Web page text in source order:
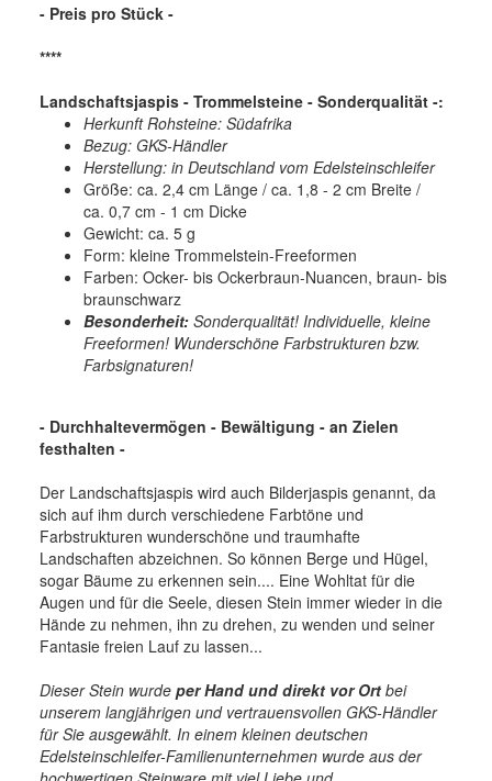
- Preis pro Stück -
****
Landschaftsjaspis - Trommelsteine - Sonderqualität -:
Herkunft Rohsteine: Südafrika
Bezug: GKS-Händler
Herstellung: in Deutschland vom Edelsteinschleifer
Größe: ca. 2,4 cm Länge / ca. 1,8 - 2 cm Breite /
ca. 0,7 cm - 1 cm Dicke
Gewicht: ca. 5 g
Form: kleine Trommelstein-Freeformen
Farben: Ocker- bis Ockerbraun-Nuancen, braun- bis
braunschwarz
Besonderheit: Sonderqualität! Individuelle, kleine
Freeformen! Wunderschöne Farbstrukturen bzw.
Farbsignaturen!
- Durchhaltevermögen - Bewältigung - an Zielen
festhalten -
Der Landschaftsjaspis wird auch Bilderjaspis genannt, da
sich auf ihm durch verschiedene Farbtöne und
Farbstrukturen wunderschöne und traumhafte
Landschaften abzeichnen. So können Berge und Hügel,
sogar Bäume zu erkennen sein.... Eine Wohltat für die
Augen und für die Seele, diesen Stein immer wieder in die
Hände zu nehmen, ihn zu drehen, zu wenden und seiner
Fantasie freien Lauf zu lassen...
Dieser Stein wurde per Hand und direkt vor Ort bei
unserem langjährigen und vertrauensvollen GKS-Händler
für Sie ausgewählt. In einem kleinen deutschen
Edelsteinschleifer-Familienunternehmen wurde aus der